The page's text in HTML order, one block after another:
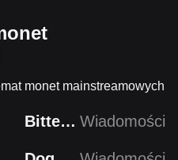
monet mainstreamowych
Bittensor Wiadomości